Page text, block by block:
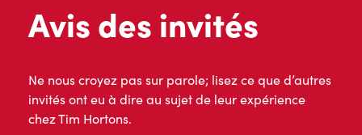
Avis des invités
Ne nous croyez pas sur parole; lisez ce que d’autres
invités ont eu à dire au sujet de leur expérience
chez Tim Hortons.